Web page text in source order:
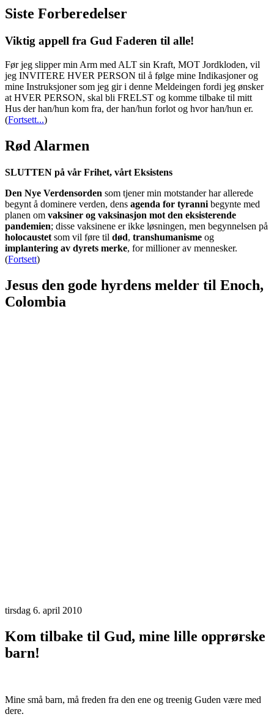
Siste Forberedelser
Viktig appell fra Gud Faderen til alle!
Før jeg slipper min Arm med ALT sin Kraft, MOT Jordkloden, vil
jeg INVITERE HVER PERSON til å følge mine Indikasjoner og
mine Instruksjoner som jeg gir i denne Meldeingen fordi jeg ønsker
at HVER PERSON, skal bli FRELST og komme tilbake til mitt
Hus der han/hun kom fra, der han/hun forlot og hvor han/hun er.
(Fortsett...)
Rød Alarmen
SLUTTEN på vår Frihet, vårt Eksistens
Den Nye Verdensorden som tjener min motstander har allerede
begynt å dominere verden, dens agenda for tyranni begynte med
planen om vaksiner og vaksinasjon mot den eksisterende
pandemien; disse vaksinene er ikke løsningen, men begynnelsen på
holocaustet som vil føre til død, transhumanisme og
implantering av dyrets merke, for millioner av mennesker.
(Fortsett)
Jesus den gode hyrdens melder til Enoch,
Colombia
tirsdag 6. april 2010
Kom tilbake til Gud, mine lille opprørske
barn!
Mine små barn, må freden fra den ene og treenig Guden være med
dere.